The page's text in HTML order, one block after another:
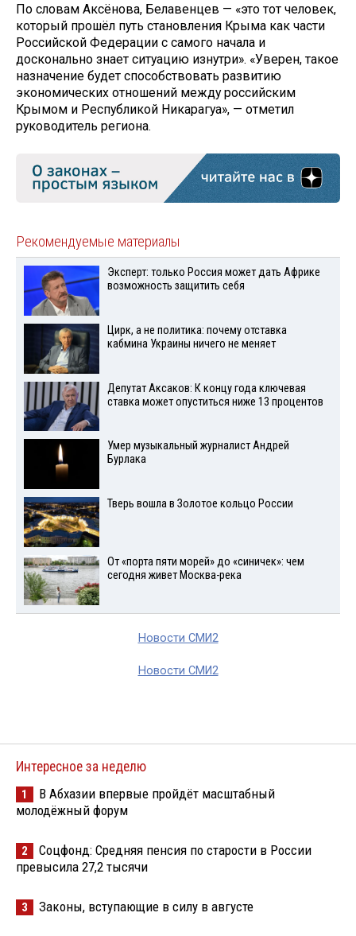
По словам Аксёнова, Белавенцев — «это тот человек,
который прошёл путь становления Крыма как части
Российской Федерации с самого начала и
досконально знает ситуацию изнутри». «Уверен, такое
назначение будет способствовать развитию
экономических отношений между российским
Крымом и Республикой Никарагуа», — отметил
руководитель региона.
Рекомендуемые материалы
Эксперт: только Россия может дать Африке
возможность защитить себя
Цирк, а не политика: почему отставка
кабмина Украины ничего не меняет
Депутат Аксаков: К концу года ключевая
ставка может опуститься ниже 13 процентов
Умер музыкальный журналист Андрей
Бурлака
Тверь вошла в Золотое кольцо России
От «порта пяти морей» до «синичек»: чем
сегодня живет Москва-река
Новости СМИ2
Новости СМИ2
Интересное за неделю
1
В Абхазии впервые пройдёт масштабный
молодёжный форум
2
Соцфонд: Средняя пенсия по старости в России
превысила 27,2 тысячи
3 Законы, вступающие в силу в августе